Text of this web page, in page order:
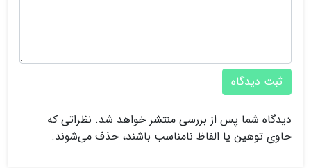
ثبت دیدگاه
دیدگاه شما پس از بررسی منتشر خواهد شد. نظراتی که
حاوی توهین یا الفاظ نامناسب باشند، حذف می‌شوند.